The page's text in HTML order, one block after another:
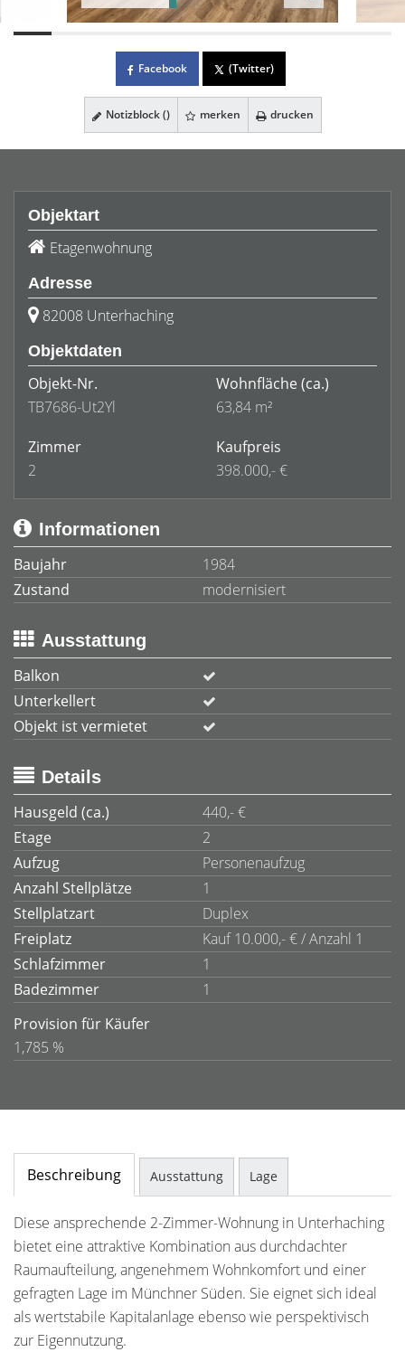
Facebook (Twitter)
Notizblock () merken drucken
Objektart
Etagenwohnung
Adresse
82008 Unterhaching
Objektdaten
Objekt-Nr.
TB7686-Ut2Yl
Wohnfläche (ca.)
63,84 m²
Zimmer
2
Kaufpreis
398.000,- €
Informationen
Baujahr
1984
Zustand
modernisiert
Ausstattung
Balkon
Unterkellert
Objekt ist vermietet
Details
Hausgeld (ca.)
440,- €
Etage
2
Aufzug
Personenaufzug
Anzahl Stellplätze
1
Stellplatzart
Duplex
Freiplatz
Kauf 10.000,- € / Anzahl 1
Schlafzimmer
1
Badezimmer
1
Provision für Käufer
1,785 %
Beschreibung Ausstattung Lage
Diese ansprechende 2-Zimmer-Wohnung in Unterhaching
bietet eine attraktive Kombination aus durchdachter
Raumaufteilung, angenehmem Wohnkomfort und einer
gefragten Lage im Münchner Süden. Sie eignet sich ideal
als wertstabile Kapitalanlage ebenso wie perspektivisch
zur Eigennutzung.